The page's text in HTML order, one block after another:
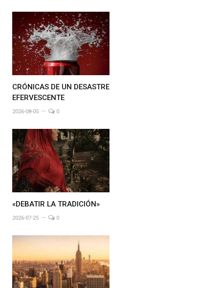
CRÓNICAS DE UN DESASTRE
EFERVESCENTE
2026-08-05 0
«DEBATIR LA TRADICIÓN»
2026-07-25 0